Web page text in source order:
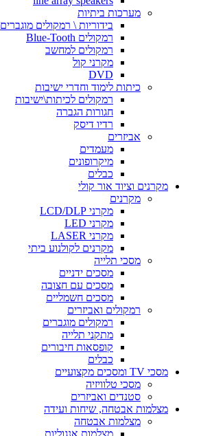
מערכות ביתיות
בידוריות \ רמקולים מוגברים
רמקולים Blue-Tooth
רמקולים למחשב
מקרני קול
DVD
כיתות לימוד וחדרי ישיבות
רמקולים לכיתות\ישיבות
חגורות הגברה
רדיו דיסק
אביזרים
מעמדים
מיקרופונים
כבלים
מקרנים וציוד אור קולי
מקרנים
מקרני LCD/DLP
מקרני LED
מקרני LASER
מקרנים לקולנוע ביתי
מסכי תלייה
מסכים ידניים
מסכים עם חצובה
מסכים חשמליים
רמקולים ואביזרים
רמקולים מוגברים
מתקני תלייה
קופסאות חיבורים
כבלים
מסכי TV ומסכים מקצועיים
מסכי טלוויזיה
סטנדים ואביזרים
מצלמות אבטחה, שיחות ועידה
מצלמות אבטחה
מצלמות אנגוליות